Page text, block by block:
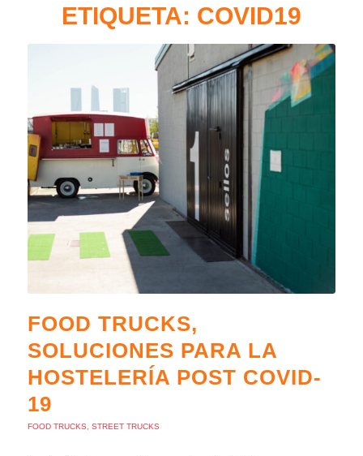
ETIQUETA: COVID19
FOOD TRUCKS,
SOLUCIONES PARA LA
HOSTELERÍA POST COVID-
19
FOOD TRUCKS STREET TRUCKS